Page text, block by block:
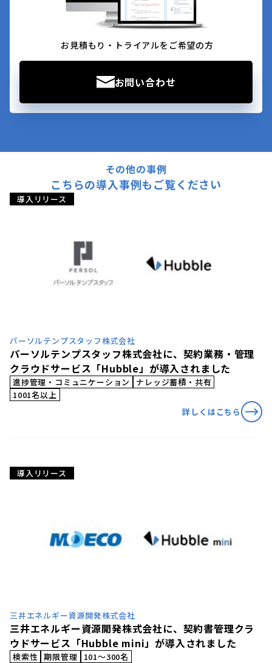
お見積もり・トライアルをご希望の方
お問い合わせ
その他の事例
こちらの導入事例もご覧ください
導入リリース
パーソルテンプスタッフ株式会社
パーソルテンプスタッフ株式会社に、契約業務・管理
クラウドサービス「Hubble」が導入されました
進捗管理・コミュニケーション
ナレッジ蓄積・共有
1001名以上
詳しくはこちら
導入リリース
三井エネルギー資源開発株式会社
三井エネルギー資源開発株式会社に、契約書管理クラ
ウドサービス「Hubble mini」が導入されました
検索性 期限管理
101〜300名